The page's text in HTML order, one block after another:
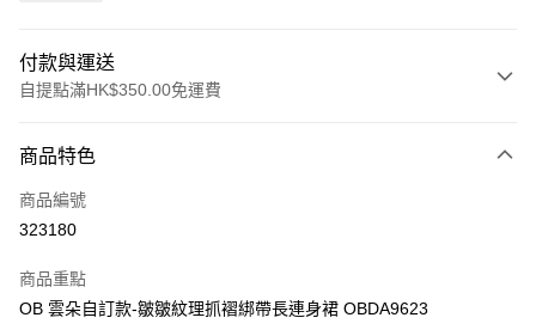
付款與運送
自提點滿HK$350.00免運費
信用卡
Apple Pay
PayMe
商品特色
商品編號
323180
商品重點
OB 雲朵自訂款-皺皺紋理抓褶綁帶長連身裙 OBDA9623